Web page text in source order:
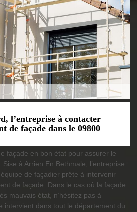
l’entreprise à contacter
de façade dans le 09800
façade en bon état pour assurer le
à Arrien En Bethmale, l’entreprise
de façadier prête à intervenir
de façade. Dans le cas où la façade
mauvais état, n’hésitez pas à
intervient dans tout le département du